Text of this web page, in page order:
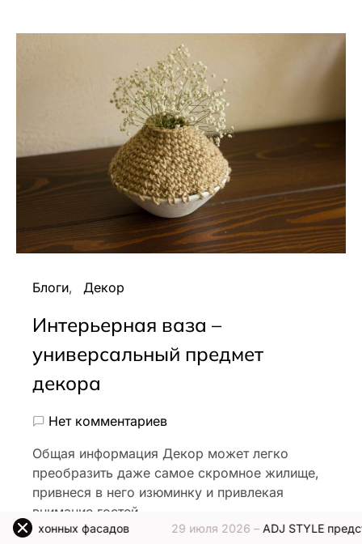
Блоги Декор
Интерьерная ваза –
универсальный предмет
декора
Нет комментариев
Общая информация Декор может легко
преобразить даже самое скромное жилище,
привнеся в него изюминку и привлекая
внимание гостей,…
29 июля 2026 –ADJ STYLE представляет